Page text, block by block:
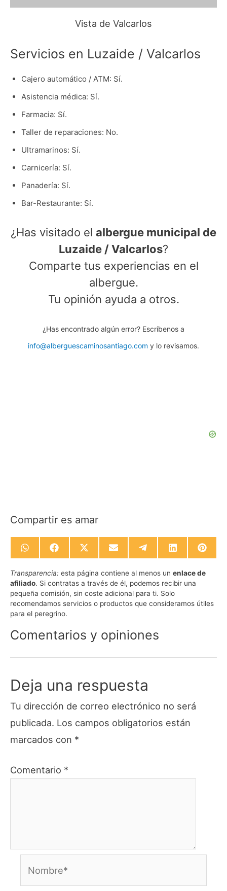
Vista de Valcarlos
Servicios en Luzaide / Valcarlos
Cajero automático / ATM: Sí.
Asistencia médica: Sí.
Farmacia: Sí.
Taller de reparaciones: No.
Ultramarinos: Sí.
Carnicería: Sí.
Panadería: Sí.
Bar-Restaurante: Sí.
¿Has visitado el albergue municipal de
Luzaide / Valcarlos?
Comparte tus experiencias en el
albergue.
Tu opinión ayuda a otros.
¿Has encontrado algún error? Escríbenos a
info@alberguescaminosantiago.com y lo revisamos.
Compartir es amar
Compartir
en
WhatsApp
Compartir
en
Facebook
Compartir
en
X
(Twitter)
Compartir
en
Email
Compartir
en
Telegram
Compartir
en
LinkedIn
en
Transparencia: esta página contiene al menos un enlace de
afiliado. Si contratas a través de él, podemos recibir una
pequeña comisión, sin coste adicional para ti. Solo
recomendamos servicios o productos que consideramos útiles
para el peregrino.
Comentarios y opiniones
Deja una respuesta
Tu dirección de correo electrónico no será
publicada. Los campos obligatorios están
marcados con *
Comentario *